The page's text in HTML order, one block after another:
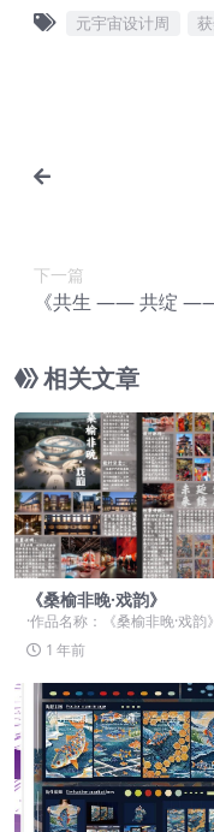
元宇宙设计周
下一篇
《共生 —— 共绽 ——
相关文章
《桑榆非晚·戏韵》
·作品名称：《桑榆非晚·戏韵
品赛道：学生组：命题赛道-”
+非遗“ ...
1 年前